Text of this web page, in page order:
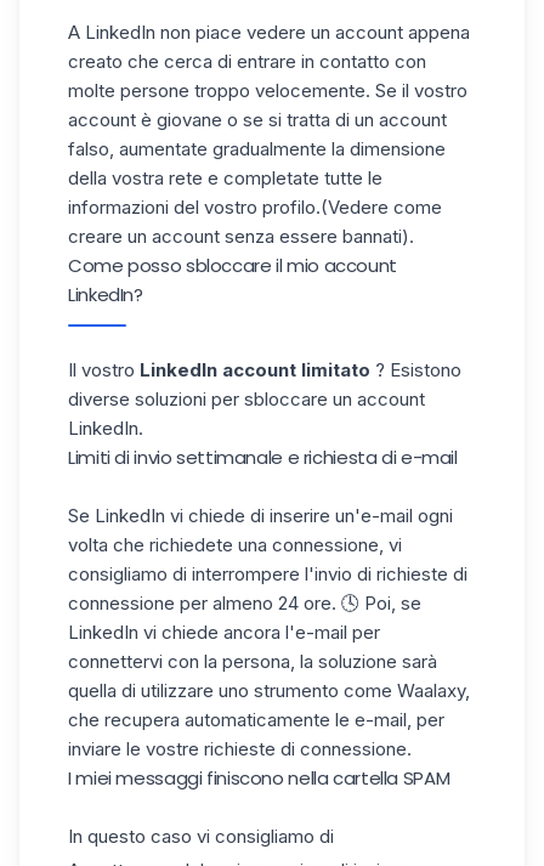
A LinkedIn non piace vedere un account appena
creato che cerca di entrare in contatto con
molte persone troppo velocemente. Se il vostro
account è giovane o se si tratta di un account
falso, aumentate gradualmente la dimensione
della vostra rete e completate tutte le
informazioni del vostro profilo.(Vedere come
creare un account senza essere bannati).
Come posso sbloccare il mio account
LinkedIn?
Il vostro LinkedIn account limitato ? Esistono
diverse soluzioni per sbloccare un account
LinkedIn.
Limiti di invio settimanale e richiesta di e-mail
Se LinkedIn vi chiede di inserire un'e-mail ogni
volta che richiedete una connessione, vi
consigliamo di interrompere l'invio di richieste di
connessione per almeno 24 ore. 🕓 Poi, se
LinkedIn vi chiede ancora l'e-mail per
connettervi con la persona, la soluzione sarà
quella di utilizzare uno strumento come Waalaxy,
che recupera automaticamente le e-mail, per
inviare le vostre richieste di connessione.
I miei messaggi finiscono nella cartella SPAM
In questo caso vi consigliamo di